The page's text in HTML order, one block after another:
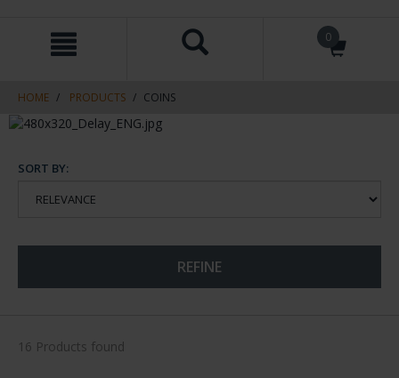
navigation
0
HOME PRODUCTS COINS
SORT BY:
REFINE
16 Products found